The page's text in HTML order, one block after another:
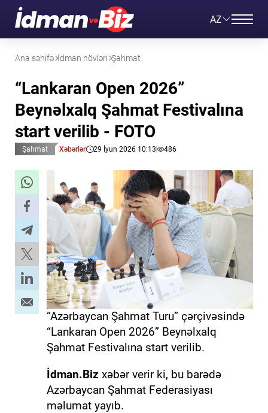
AZ
Ana səhifə İdman növləri Şahmat
“Lankaran Open 2026”
Beynəlxalq Şahmat Festivalına
start verilib - FOTO
Şahmat Xəbərlər 29 İyun 2026 10:13 486
“Azərbaycan Şahmat Turu” çərçivəsində
“Lankaran Open 2026” Beynəlxalq
Şahmat Festivalına start verilib.
İdman.Biz xəbər verir ki, bu barədə
Azərbaycan Şahmat Federasiyası
məlumat yayıb.